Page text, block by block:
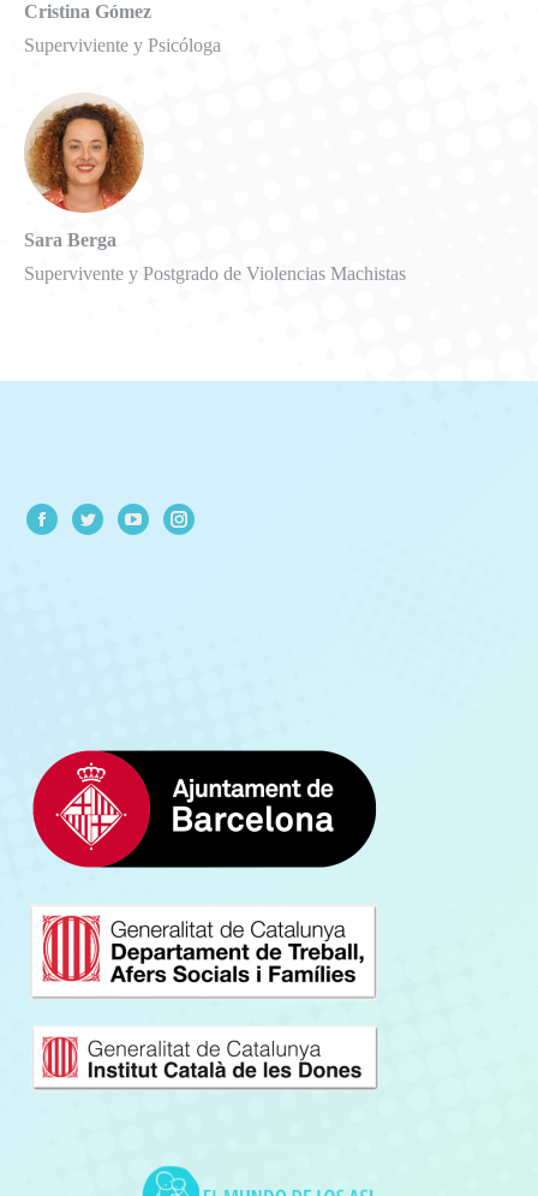
Cristina Gómez
Superviviente y Psicóloga
Sara Berga
Supervivente y Postgrado de Violencias Machistas